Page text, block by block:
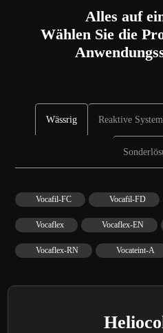
Alles auf
Wählen Sie die
Wässrig Reaktive
Vocafil-FC Vocafil-FD
Vocaflex Vocaflex-EN
Vocaflex-RN Vocateint-A